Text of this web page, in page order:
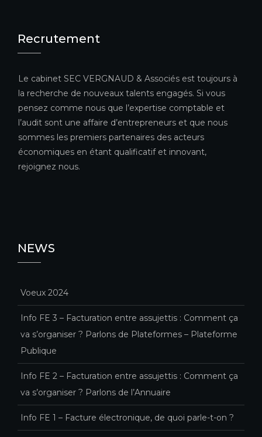
Recrutement
Le cabinet SEC VERGNAUD & Associés est toujours à
la recherche de nouveaux talents engagés. Si vous
pensez comme nous que l’expertise comptable et
l’audit sont une affaire d’entrepreneurs et que nous
sommes les premiers partenaires des acteurs
économiques en étant qualificatif et innovant,
rejoignez nous.
NEWS
Voeux 2024
Info FE 3 – Facturation entre assujettis : Comment ça
va s’organiser ? Parlons de Plateformes – Plateforme
Publique
Info FE 2 – Facturation entre assujettis : Comment ça
va s’organiser ? Parlons de l’Annuaire
Info FE 1 – Facture électronique, de quoi parle-t-on ?